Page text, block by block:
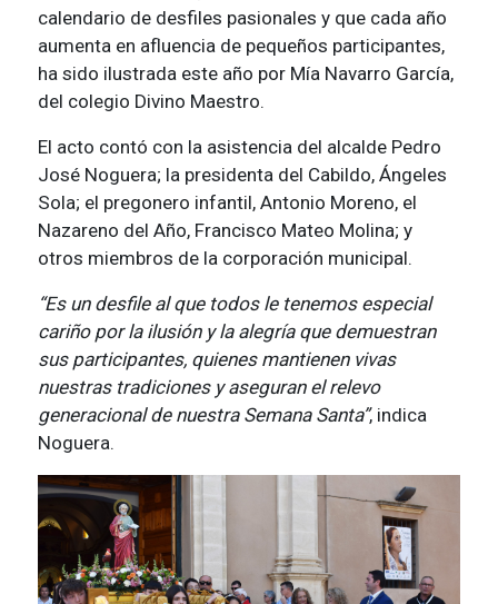
calendario de desfiles pasionales y que cada año
aumenta en afluencia de pequeños participantes,
ha sido ilustrada este año por Mía Navarro García,
del colegio Divino Maestro.
El acto contó con la asistencia del alcalde Pedro
José Noguera; la presidenta del Cabildo, Ángeles
Sola; el pregonero infantil, Antonio Moreno, el
Nazareno del Año, Francisco Mateo Molina; y
otros miembros de la corporación municipal.
“Es un desfile al que todos le tenemos especial
cariño por la ilusión y la alegría que demuestran
sus participantes, quienes mantienen vivas
nuestras tradiciones y aseguran el relevo
generacional de nuestra Semana Santa”, indica
Noguera.